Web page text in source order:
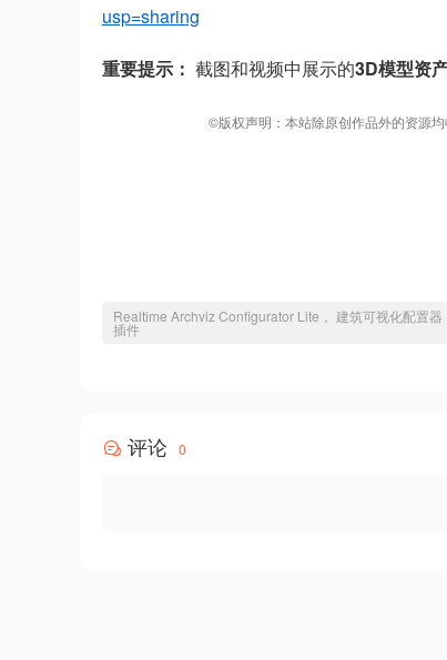
usp=sharing
重要提示： 截图和视频中展示的3D模型资
©版权声明：本站除原创作品外的资源均
Realtime Archviz Configurator Lite， 建筑可视化配置
插件
评论 0